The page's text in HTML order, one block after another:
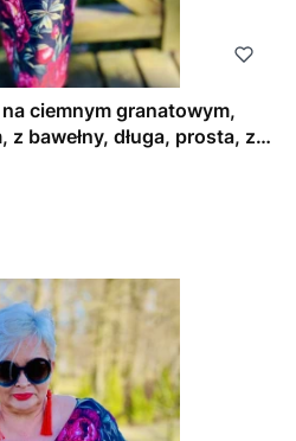
na ciemnym granatowym,
bawełny, długa, prosta, z